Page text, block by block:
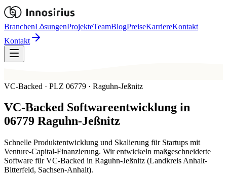
BranchenLösungenProjekteTeamBlogPreiseKarriereKontakt
Kontakt
VC-Backed · PLZ 06779 · Raguhn-Jeßnitz
VC-Backed Softwareentwicklung in
06779 Raguhn-Jeßnitz
Schnelle Produktentwicklung und Skalierung für Startups mit
Venture-Capital-Finanzierung. Wir entwickeln maßgeschneiderte
Software für VC-Backed in Raguhn-Jeßnitz (Landkreis Anhalt-
Bitterfeld, Sachsen-Anhalt).